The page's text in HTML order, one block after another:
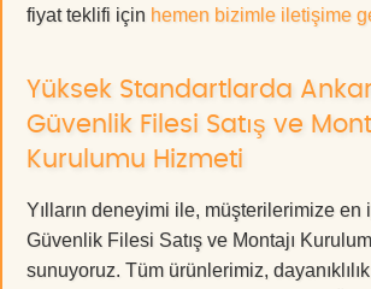
fiyat teklifi için hemen bizimle iletişime
Yüksek Standartlarda
Güvenlik Filesi Satış ve
Kurulumu Hizmeti
Yılların deneyimi ile, müşterilerimize
Güvenlik Filesi Satış ve Montajı
sunuyoruz. Tüm ürünlerimiz,